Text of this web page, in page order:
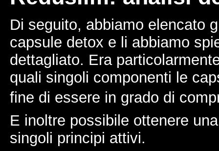
Di seguito, abbiamo elencato
capsule detox e li abbiamo
dettagliato. Era
quali singoli componenti le
fine di essere in grado di
E inoltre possibile ottenere
singoli principi attivi.